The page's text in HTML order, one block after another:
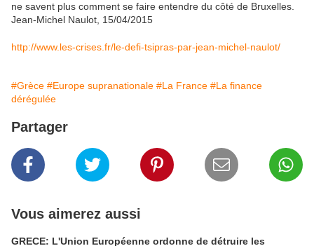
ne savent plus comment se faire entendre du côté de Bruxelles.
Jean-Michel Naulot, 15/04/2015
http://www.les-crises.fr/le-defi-tsipras-par-jean-michel-naulot/
#Grèce #Europe supranationale #La France #La finance
dérégulée
Partager
Vous aimerez aussi
GRECE: L'Union Européenne ordonne de détruire les